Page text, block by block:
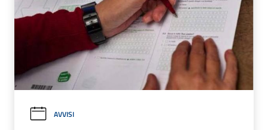
AVVISI